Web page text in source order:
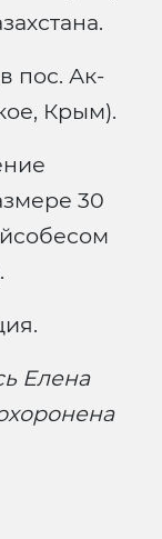
пос. Ак-
Крым).
30
Елена